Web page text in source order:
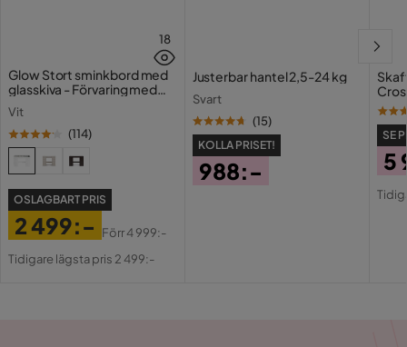
18
Glow Stort sminkbord med
glasskiva - Förvaring med
Vit
(114)
OSLAGBART PRIS
Pris
2 499:-
Original
Förr4 999:-
Tidigare lägsta pris 2 499:-
Justerbar hantel 2,5-24 kg
Svart
(15)
KOLLA PRISET!
988:-
SE
5